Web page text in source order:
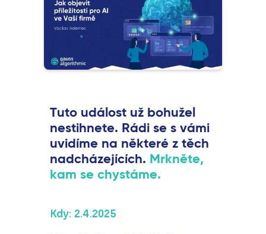
Tuto událost už bohužel
nestihnete. Rádi se s vámi
uvidíme na některé z těch
nadcházejících. Mrkněte,
kam se chystáme.
Kdy: 2.4.2025